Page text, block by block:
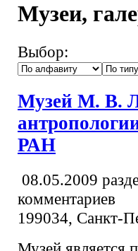
Музеи,
Выбор:
Музей М. В.
РАН
08.05.2009
комментариев
199034, Санкт-